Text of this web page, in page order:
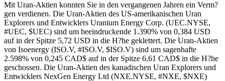
Mit Uran-Aktien konnten Sie in den vergangenen Jahren ein Verm?
gen verdienen. Die Uran-Aktien des US-amerikanischen Uran
Explorers und Entwicklers Uranium Energy Corp. (UEC.NYSE,
#UEC, $UEC) sind um beeindruckende 1.390% von 0,384 USD
auf in der Spitze 5,72 USD in die H?he geklettert. Die Uran-Aktien
von Isoenergy (ISO.V, #ISO.V, $ISO.V) sind um sagenhafte
2.598% von 0,245 CAD$ auf in der Spitze 6,61 CAD$ in die H?he
geschossen. Die Uran-Aktien des kanadischen Uran Explorers und
Entwicklers NexGen Energy Ltd (NXE.NYSE, #NXE, $NXE)